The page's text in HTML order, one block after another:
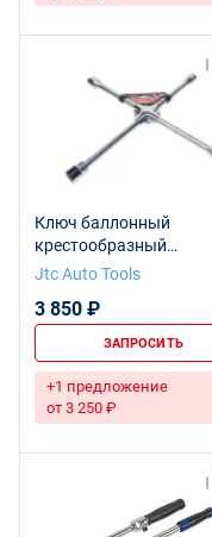
Ключ баллонный
крестообразный
17*19*21*1/2 + головка
Jtc Auto Tools
3 850 ₽
ЗАПРОСИТЬ
+1 предложение
от 3 250 ₽